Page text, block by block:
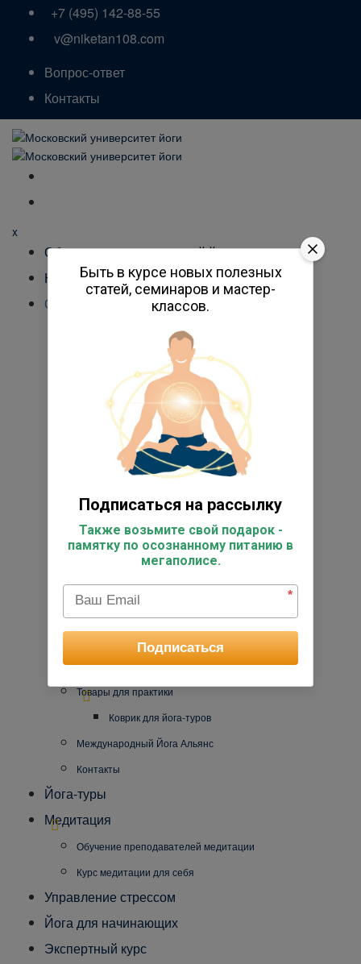
+7 (495) 142-88-55
v@niketan108.com
Вопрос-ответ
Контакты
x
Обучение преподавателей йоги
Курсы йоги
О нас
История университета
Психологическое консультирование
Персональные занятия йогой
Книги по йоге
Энциклопедия йоги
Фото
Видео
Реестр выпускников
Супервизоры
Отзывы
Подарочные сертификаты
Товары для практики
Коврик для йога-туров
Международный Йога Альянс
Контакты
Йога-туры
Медитация
Обучение преподавателей медитации
Курс медитации для себя
Управление стрессом
Йога для начинающих
Экспертный курс
Быть в курсе новых полезных
статей, семинаров и мастер-
классов.
Подписаться на рассылку
Также возьмите свой подарок -
памятку по осознанному питанию в
мегаполисе.
*
Подписаться